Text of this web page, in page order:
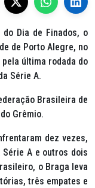
Dia de Finados, o
de Porto Alegre, no
última rodada do
Série A.
Brasileira de
Grêmio.
dez vezes,
A e outros dois
o Braga leva
três empates e